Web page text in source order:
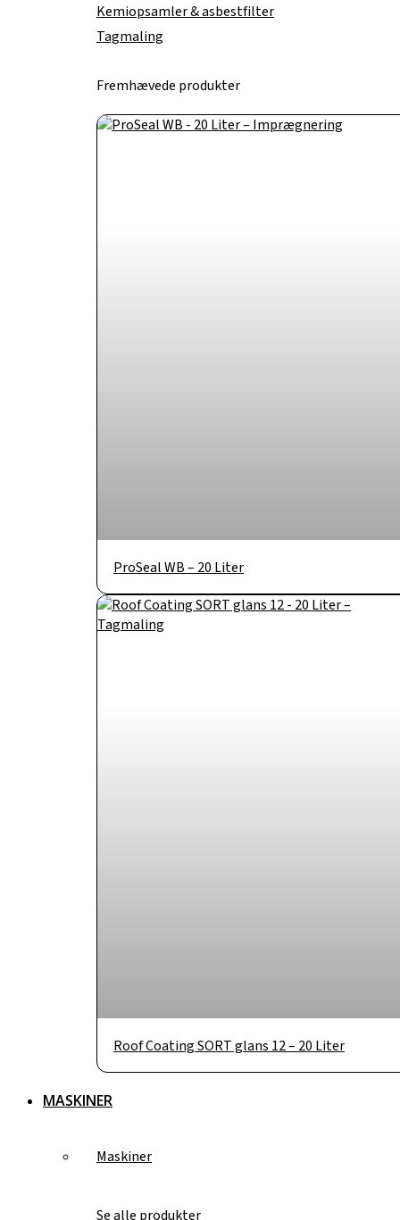
Kemiopsamler & asbestfilter
Tagmaling
Fremhævede produkter
ProSeal WB – 20 Liter
Roof Coating SORT glans 12 – 20 Liter
MASKINER
Maskiner
Se alle produkter